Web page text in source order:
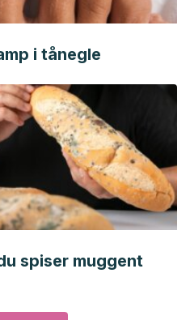
i tånegle
spiser muggent